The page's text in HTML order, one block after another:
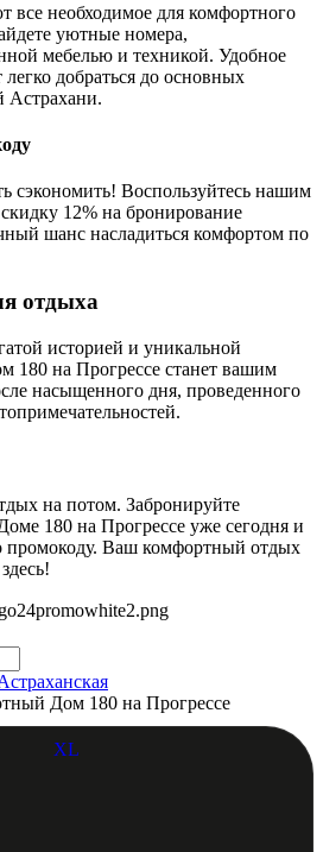
все необходимое для комфортного
уютные номера,
мебелью и техникой. Удобное
добраться до основных
Астрахани.
сэкономить! Воспользуйтесь нашим
12% на бронирование
шанс насладиться комфортом по
отдыха
историей и уникальной
180 на Прогрессе станет вашим
насыщенного дня, проведенного
на потом. Забронируйте
180 на Прогрессе уже сегодня и
промокоду. Ваш комфортный отдых
Дом 180 на Прогрессе